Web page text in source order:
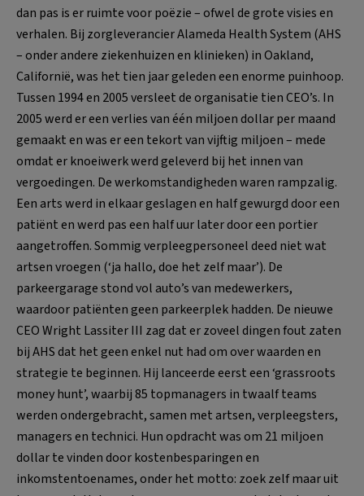
dan pas is er ruimte voor poëzie – ofwel de grote visies en
verhalen. Bij zorgleverancier Alameda Health System (AHS
– onder andere ziekenhuizen en klinieken) in Oakland,
Californië, was het tien jaar geleden een enorme puinhoop.
Tussen 1994 en 2005 versleet de organisatie tien CEO’s. In
2005 werd er een verlies van één miljoen dollar per maand
gemaakt en was er een tekort van vijftig miljoen – mede
omdat er knoeiwerk werd geleverd bij het innen van
vergoedingen. De werkomstandigheden waren rampzalig.
Een arts werd in elkaar geslagen en half gewurgd door een
patiënt en werd pas een half uur later door een portier
aangetroffen. Sommig verpleegpersoneel deed niet wat
artsen vroegen (‘ja hallo, doe het zelf maar’). De
parkeergarage stond vol auto’s van medewerkers,
waardoor patiënten geen parkeerplek hadden. De nieuwe
CEO Wright Lassiter III zag dat er zoveel dingen fout zaten
bij AHS dat het geen enkel nut had om over waarden en
strategie te beginnen. Hij lanceerde eerst een ‘grassroots
money hunt’, waarbij 85 topmanagers in twaalf teams
werden ondergebracht, samen met artsen, verpleegsters,
managers en technici. Hun opdracht was om 21 miljoen
dollar te vinden door kostenbesparingen en
inkomstentoenames, onder het motto: zoek zelf maar uit